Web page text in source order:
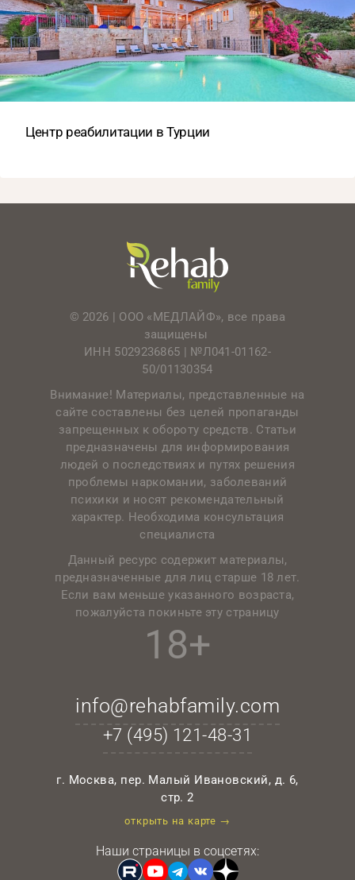
Центр реабилитации в Турции
© 2026 | ООО «МЕДЛАЙФ», все права
защищены
ИНН 5029236865 | №Л041-01162-
50/01130354
Внимание! Материалы, представленные на
сайте составлены без целей пропаганды
запрещенных к обороту средств. Статьи
предназначены для информирования
людей о последствиях и путях решения
проблемы наркомании, заболеваний
психики и носят рекомендательный
характер. Необходима консультация
специалиста
Данный ресурс содержит материалы,
предназначенные для лиц старше 18 лет.
Если вам меньше указанного возраста,
пожалуйста покиньте эту страницу
18+
info@rehabfamily.com
+7 (495) 121-48-31
г. Москва, пер. Малый Ивановский, д. 6,
стр. 2
открыть на карте →
Наши страницы в соцсетях: